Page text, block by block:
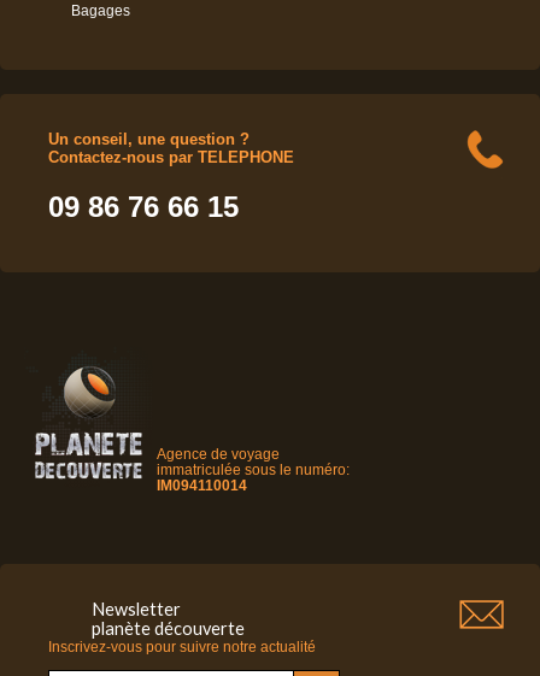
Bagages
Un conseil, une question ?
Contactez-nous par TELEPHONE
09 86 76 66 15
Agence de voyage
immatriculée sous le numéro:
IM094110014
Newsletter
planète découverte
Inscrivez-vous pour suivre notre actualité